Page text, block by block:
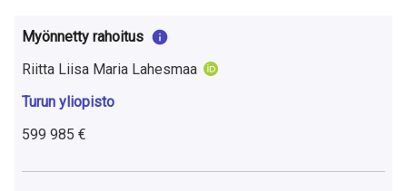
s
e
s
Myönnetty rahoitus
Riitta Liisa Maria Lahesmaa
Turun yliopisto
599 985 €